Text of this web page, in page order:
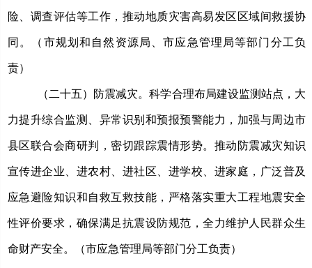
险、调查评估等工作，推动地质灾害高易发区区域间救援协
同。（市规划和自然资源局、市应急管理局等部门分工负
责）
（二十五）防震减灾。科学合理布局建设监测站点，大
力提升综合监测、异常识别和预报预警能力，加强与周边市
县区联合会商研判，密切跟踪震情形势。推动防震减灾知识
宣传进企业、进农村、进社区、进学校、进家庭，广泛普及
应急避险知识和自救互救技能，严格落实重大工程地震安全
性评价要求，确保满足抗震设防规范，全力维护人民群众生
命财产安全。（市应急管理局等部门分工负责）